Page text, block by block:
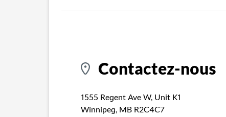
Contactez-nous
1555 Regent Ave W, Unit K1
Winnipeg, MB R2C4C7